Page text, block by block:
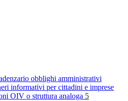
obblighi amministrativi
informativi per cittadini e imprese
OIV o struttura analoga 5